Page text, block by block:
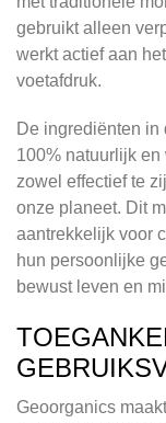
gebruikt alleen
werkt actief aan
voetafdruk.
De ingrediënten in
100% natuurlijk
zowel effectief te
onze planeet. Dit
aantrekkelijk voor
hun persoonlijke
bewust leven en
Geoorganics